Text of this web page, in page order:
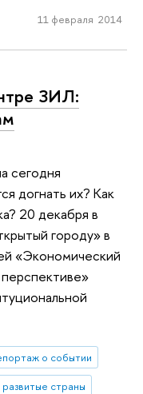
11 февраля 2014
ЗИЛ:
сегодня
догнать их? Как
20 декабря в
городу» в
«Экономический
о событии
развитые страны